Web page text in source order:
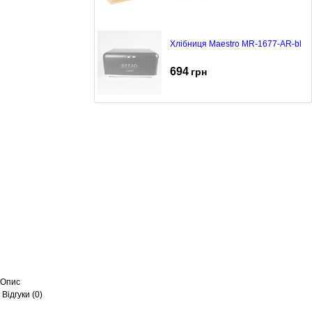
Хлібниця Maestro MR-1677-AR-bl
694 грн
Опис
Відгуки (0)